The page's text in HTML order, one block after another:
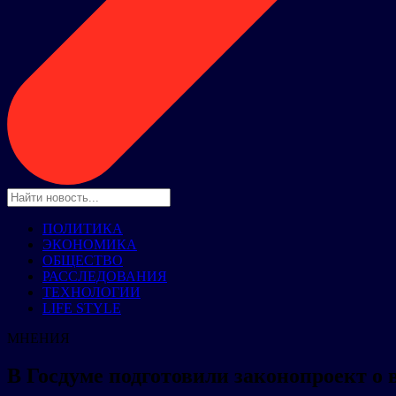
ПОЛИТИКА
ЭКОНОМИКА
ОБЩЕСТВО
РАССЛЕДОВАНИЯ
ТЕХНОЛОГИИ
LIFE STYLE
МНЕНИЯ
В Госдуме подготовили